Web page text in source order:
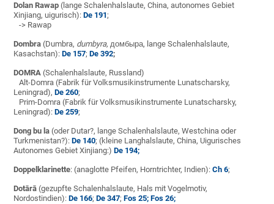
Dolan Rawap (lange Schalenhalslaute, China,autonomes Gebiet
Xinjiang,uigurisch):De 191;
-> Rawap
Dombra (Dumbra, dumbyra, домбыра, lange Schalenhalslaute,
Kasachstan):De 157;De 392;
DOMRA (Schalenhalslaute, Russland)
Alt-Domra (Fabrik für Volksmusikinstrumente Lunatscharsky,
Leningrad),De 260;
Prim-Domra (Fabrik für Volksmusikinstrumente Lunatscharsky,
Leningrad):De 259;
Dong bu la (oder Dutar?, lange Schalenhalslaute, Westchina oder
Turkmenistan?):De 140; (kleine Langhalslaute, China, Uigurisches
Autonomes Gebiet Xinjiang:)De 194;
Doppelklarinette: (anaglotte Pfeifen, Horntrichter, Indien):Ch 6;
Dotārā (gezupfte Schalenhalslaute, Hals mit Vogelmotiv,
Nordostindien):De 166;De 347;Fos 25;Fos 26;